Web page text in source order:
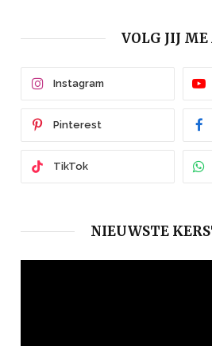
VOLG JIJ ME
Instagram
Pinterest
TikTok
NIEUWSTE